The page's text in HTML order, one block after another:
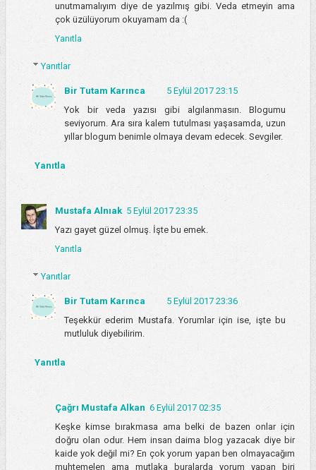
unutmamalıyım diye de yazılmış gibi. Veda etmeyin ama
çok üzülüyorum okuyamam da :(
Yanıtla
Yanıtlar
Bir Tutam Karınca
5 Eylül 2017 23:15
Yok bir veda yazısı gibi algılanmasın. Blogumu
seviyorum. Ara sıra kalem tutulması yaşasamda, uzun
yıllar blogum benimle olmaya devam edecek. Sevgiler.
Yanıtla
Mustafa Alnıak 5 Eylül 2017 23:35
Yazı gayet güzel olmuş. İşte bu emek.
Yanıtla
Yanıtlar
Bir Tutam Karınca
5 Eylül 2017 23:36
Teşekkür ederim Mustafa. Yorumlar için ise, işte bu
mutluluk diyebilirim.
Yanıtla
Çağrı Mustafa Alkan 6 Eylül 2017 02:35
Keşke kimse bırakmasa ama belki de bazen onlar için
doğru olan odur. Hem insan daima blog yazacak diye bir
kaide yok değil mi? En çok yorum yapan ben olmayacağım
muhtemelen ama mutlaka buralarda yorum yapan biri